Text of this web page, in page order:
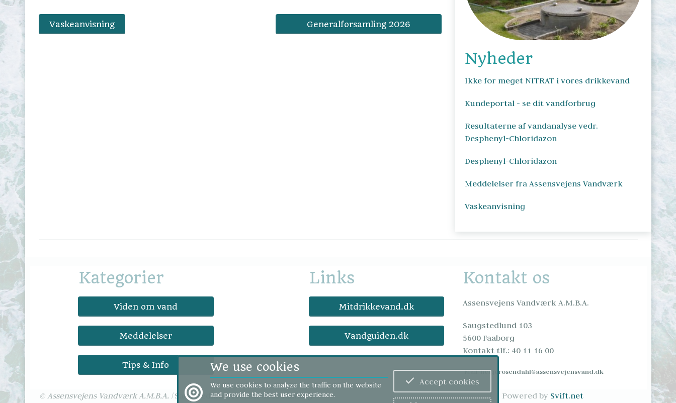
Vaskeanvisning Generalforsamling 2026
Nyheder
Ikke for meget NITRAT i vores drikkevand
Kundeportal - se dit vandforbrug
Resultaterne af vandanalyse vedr.
Desphenyl-Chloridazon
Desphenyl-Chloridazon
Meddelelser fra Assensvejens Vandværk
Vaskeanvisning
Kategorier
Viden om vand
Meddelelser
Tips & Info
Links
Mitdrikkevand.dk
Vandguiden.dk
Kontakt os
Assensvejens Vandværk A.M.B.A.
Saugstedlund 103
5600 Faaborg
Kontakt tlf.: 40 11 16 00
Mail: helgerosendahl@assensvejensvand.dk
© Assensvejens Vandværk A.M.B.A. | Saugstedlund 103, DK-5600 Faaborg Powered by Svift.net
We use cookies
We use cookies to analyze the traffic on the website
and provide the best user experience.
Accept cookies